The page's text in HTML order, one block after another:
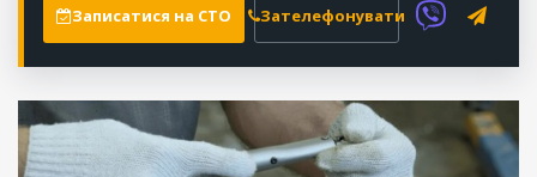
Записатися на СТО Зателефонувати